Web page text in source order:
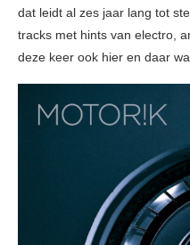
dat leidt al zes jaar lang tot
tracks met hints van electro,
deze keer ook hier en daar